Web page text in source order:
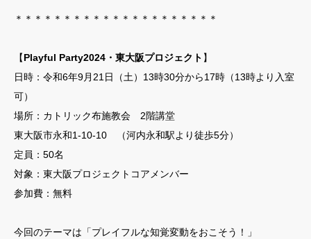
＊＊＊＊＊＊＊＊＊＊＊＊＊＊＊＊＊＊＊＊＊
【Playful Party2024・東大阪プロジェクト 】
日時：令和6年9月21日（土）13時30分から17時（13時より入室
可）
場所：カトリック布施教会 2階講堂
東大阪市永和1-10-10 （河内永和駅より徒歩5分）
定員：50名
対象：東大阪プロジェクトコアメンバー
参加費：無料
今回のテーマは「プレイフルな知覚変動をおこそう！」